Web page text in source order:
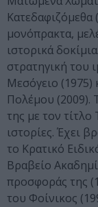
Kατεδαφιζόμεθα
μονόπρακτα,
ιστορικά
στρατηγική του
Μεσόγειο
Πολέμου (2009).
της με τον
ιστορίες. Έχει
το Κρατικό
Βραβείο
προσφοράς της
του Φοίνικος